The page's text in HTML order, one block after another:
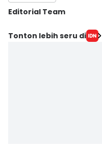
Editorial Team
Editor
Tonton lebih seru di